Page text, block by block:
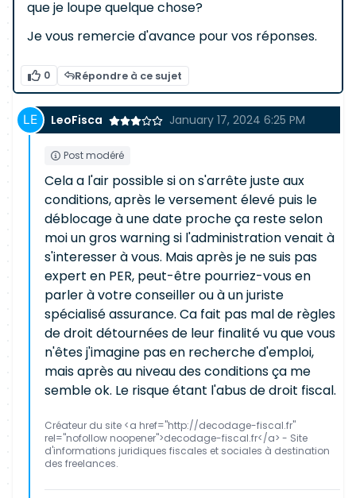
que je loupe quelque chose?
Je vous remercie d'avance pour vos réponses.
0 Répondre à ce sujet
LeoFisca January 17, 2024 6:25 PM
Post modéré
Cela a l'air possible si on s'arrête juste aux
conditions, après le versement élevé puis le
déblocage à une date proche ça reste selon
moi un gros warning si l'administration venait à
s'interesser à vous. Mais après je ne suis pas
expert en PER, peut-être pourriez-vous en
parler à votre conseiller ou à un juriste
spécialisé assurance. Ca fait pas mal de règles
de droit détournées de leur finalité vu que vous
n'êtes j'imagine pas en recherche d'emploi,
mais après au niveau des conditions ça me
semble ok. Le risque étant l'abus de droit fiscal.
Créateur du site <a href="http://decodage-fiscal.fr"
rel="nofollow noopener">decodage-fiscal.fr</a> - Site
d'informations juridiques fiscales et sociales à destination
des freelances.